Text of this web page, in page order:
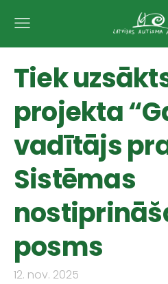
Tiek
projekta
vadītājs
Sistēmas
posms
12. nov. 2025